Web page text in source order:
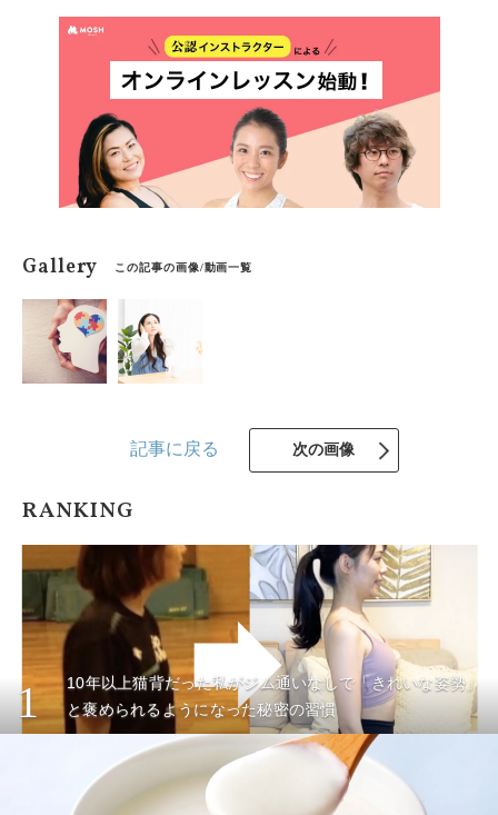
Gallery この記事の画像/動画一覧
記事に戻る 次の画像
RANKING
1
10年以上猫背だった私がジム通いなしで「きれいな姿勢」
と褒められるようになった秘密の習慣